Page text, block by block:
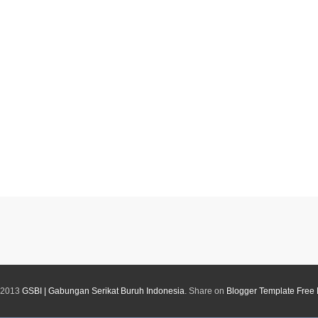
GSBI | Gabungan Serikat Buruh Indonesia . Share on Blogger Template Free